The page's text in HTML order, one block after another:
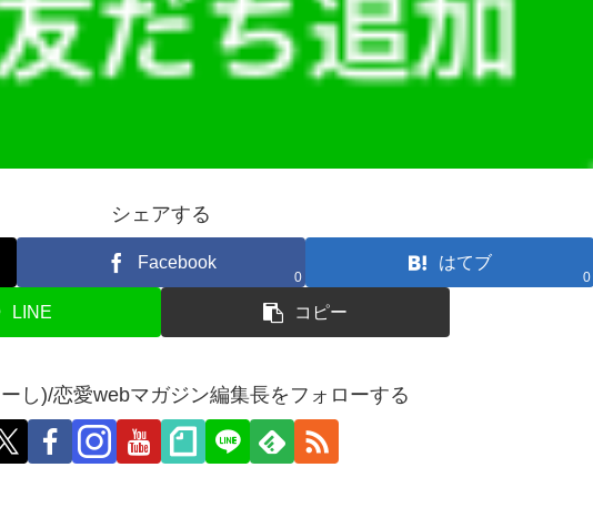
シェアする
Facebook
0
はてブ
0
LINE コピー
し)/恋愛webマガジン編集長をフォローする